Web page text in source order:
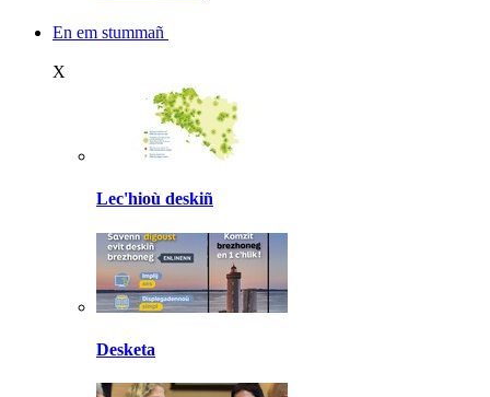
En em stummañ
X
Lec'hioù deskiñ
Desketa